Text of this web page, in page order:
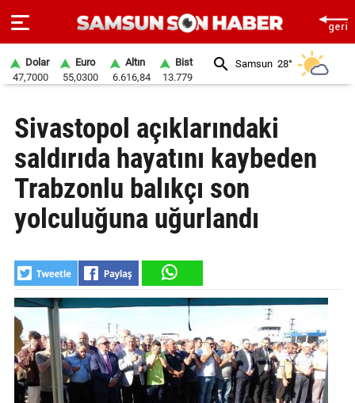
SAYFA
SAMSUN
HABER
SAMSUNSPOR
SİYASET
EKONOMİ
DÜNYA
MAGAZİN
Dolar
47,7000
Euro
55,0300
Altın
6.616,84
Bist
13.779
Samsun 28°
Sivastopol açıklarındaki
saldırıda hayatını kaybeden
Trabzonlu balıkçı son
yolculuğuna uğurlandı